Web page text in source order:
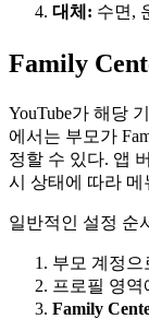
대체: 수면,
Family
YouTube가 해당
에서는 부모가
정할 수 있다. 앱
시 상태에 따라
일반적인 설정 순
부모 계정으
프로필 영역
Family